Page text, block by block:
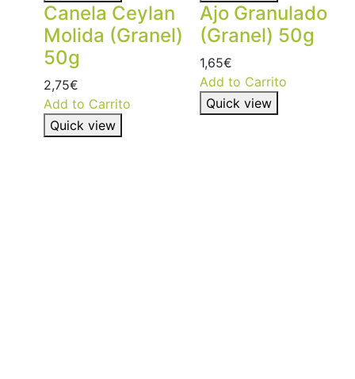
Canela Ceylan
Molida (Granel)
50g
2,75€
Add to Carrito
Quick view
Ajo Granulado
(Granel) 50g
1,65€
Add to Carrito
Quick view